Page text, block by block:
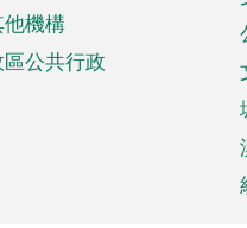
機構
公共行政